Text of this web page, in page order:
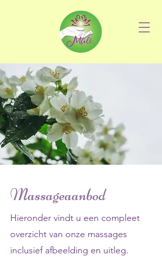
Massageaanbod
Hieronder vindt u een compleet
overzicht van onze massages
inclusief afbeelding en uitleg.